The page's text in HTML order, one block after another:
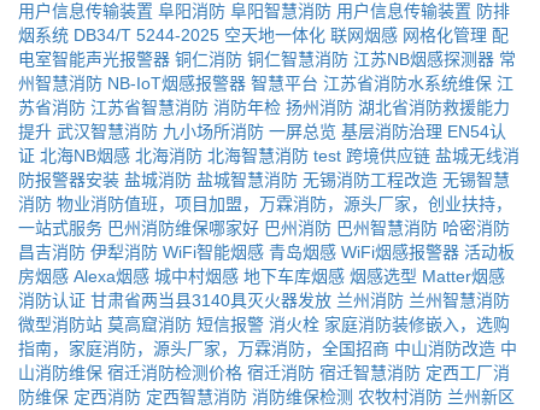
用户信息传输装置 阜阳消防 阜阳智慧消防 用户信息传输装置 防排
烟系统 DB34/T 5244-2025 空天地一体化 联网烟感 网格化管理 配
电室智能声光报警器 铜仁消防 铜仁智慧消防 江苏NB烟感探测器 常
州智慧消防 NB-IoT烟感报警器 智慧平台 江苏省消防水系统维保 江
苏省消防 江苏省智慧消防 消防年检 扬州消防 湖北省消防救援能力
提升 武汉智慧消防 九小场所消防 一屏总览 基层消防治理 EN54认
证 北海NB烟感 北海消防 北海智慧消防 test 跨境供应链 盐城无线消
防报警器安装 盐城消防 盐城智慧消防 无锡消防工程改造 无锡智慧
消防 物业消防值班，项目加盟，万霖消防，源头厂家，创业扶持，
一站式服务 巴州消防维保哪家好 巴州消防 巴州智慧消防 哈密消防
昌吉消防 伊犁消防 WiFi智能烟感 青岛烟感 WiFi烟感报警器 活动板
房烟感 Alexa烟感 城中村烟感 地下车库烟感 烟感选型 Matter烟感
消防认证 甘肃省两当县3140具灭火器发放 兰州消防 兰州智慧消防
微型消防站 莫高窟消防 短信报警 消火栓 家庭消防装修嵌入，选购
指南，家庭消防，源头厂家，万霖消防，全国招商 中山消防改造 中
山消防维保 宿迁消防检测价格 宿迁消防 宿迁智慧消防 定西工厂消
防维保 定西消防 定西智慧消防 消防维保检测 农牧村消防 兰州新区